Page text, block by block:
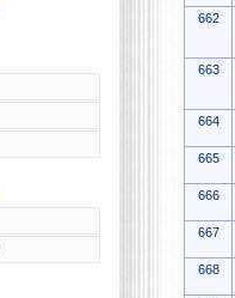
662
663
664
665
666
667
668